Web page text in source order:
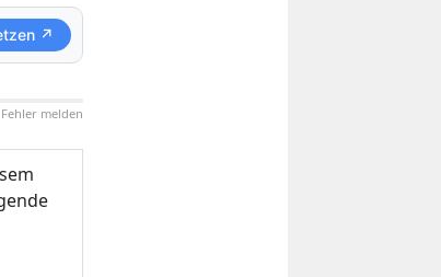
↗
Fehler melden